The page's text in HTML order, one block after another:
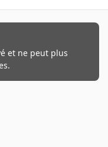
et ne peut plus